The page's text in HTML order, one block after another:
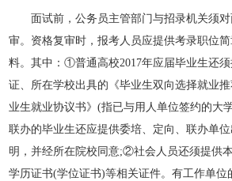
面试前，公务员主管部门与招录机关须对
审。资格复审时，报考人员应提供考录职位
料。其中：①普通高校2017年应届毕业生还
证、所在学校出具的《毕业生双向选择就业
业生就业协议书》(指已与用人单位签约的大
联办的毕业生还应提供委培、定向、联办单
明，并经所在院校同意;②社会人员还须提供
学历证书(学位证书)等相关证件。有工作单位